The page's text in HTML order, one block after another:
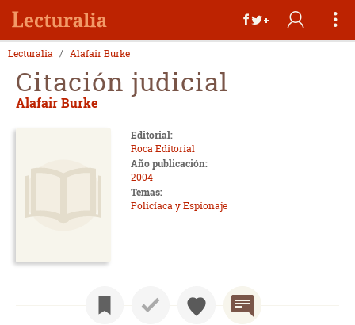
Lecturalia Alafair Burke
Citación judicial
Alafair Burke
Editorial:
Roca Editorial
Año publicación:
2004
Temas:
Policíaca y Espionaje